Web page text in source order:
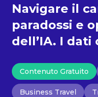
Navigare il
paradossi e
dell’IA. I dati
Contenuto Gratuito
Business Travel